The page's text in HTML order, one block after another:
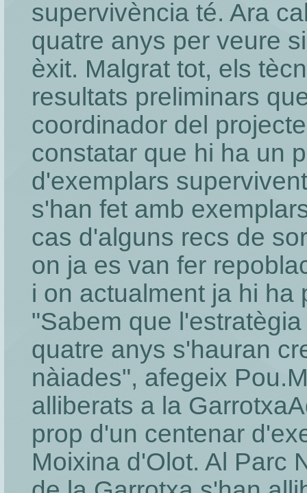
supervivència té. Ara
quatre anys per veure
èxit. Malgrat tot, els
resultats preliminars
coordinador del
constatar que hi ha un
d'exemplars
s'han fet amb
cas d'alguns recs de
on ja es van fer
i on actualment ja hi
"Sabem que
quatre anys s'hauran
nàiades", afegeix
alliberats a la
prop d'un centenar
Moixina d'Olot. Al Parc